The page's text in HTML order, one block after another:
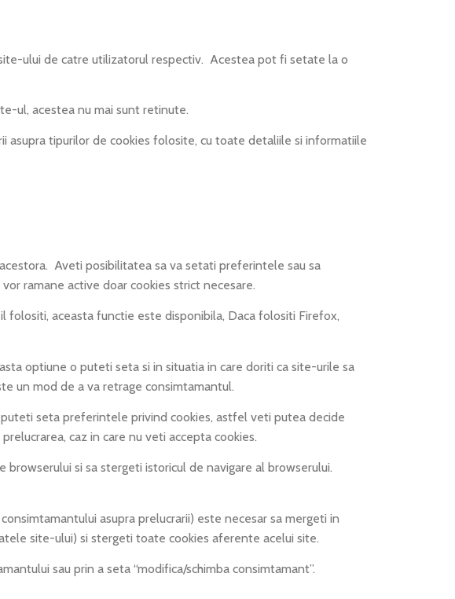
ului de catre utilizatorul respectiv. Acestea pot fi setate la o
ul, acestea nu mai sunt retinute.
tipurilor de cookies folosite, cu toate detaliile si informatiile
Aveti posibilitatea sa va setati preferintele sau sa
ramane active doar cookies strict necesare.
aceasta functie este disponibila, Daca folositi Firefox,
optiune o puteti seta si in situatia in care doriti ca site-urile sa
un mod de a va retrage consimtamantul.
seta preferintele privind cookies, astfel veti putea decide
caz in care nu veti accepta cookies.
si sa stergeti istoricul de navigare al browserului.
asupra prelucrarii) este necesar sa mergeti in
site-ului) si stergeti toate cookies aferente acelui site.
sau prin a seta “modifica/schimba consimtamant”.